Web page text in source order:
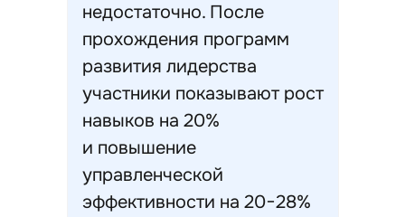
недостаточно. После
прохождения программ
развития лидерства
участники показывают рост
навыков на 20%
и повышение
управленческой
эффективности на 20−28%